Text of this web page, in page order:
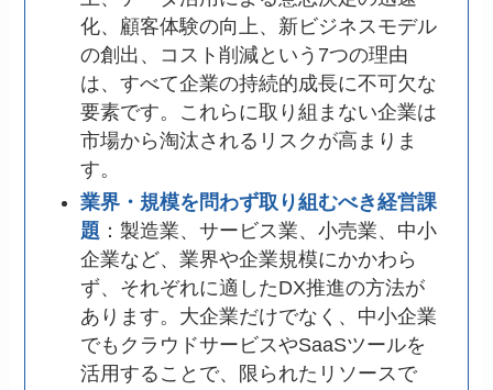
化、顧客体験の向上、新ビジネスモデル
の創出、コスト削減という7つの理由
は、すべて企業の持続的成長に不可欠な
要素です。これらに取り組まない企業は
市場から淘汰されるリスクが高まりま
す。
業界・規模を問わず取り組むべき経営課
題 ：製造業、サービス業、小売業、中小
企業など、業界や企業規模にかかわら
ず、それぞれに適したDX推進の方法が
あります。大企業だけでなく、中小企業
でもクラウドサービスやSaaSツールを
活用することで、限られたリソースで